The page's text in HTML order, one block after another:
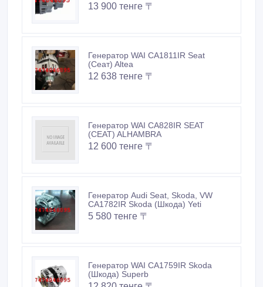
13 900 тенге 〒
Генератор WAI CA1811IR Seat
(Сеат) Altea
12 638 тенге 〒
Генератор WAI CA828IR SEAT
(СЕАТ) ALHAMBRA
12 600 тенге 〒
Генератор Audi Seat, Skoda, VW
CA1782IR Skoda (Шкода) Yeti
5 580 тенге 〒
Генератор WAI CA1759IR Skoda
(Шкода) Superb